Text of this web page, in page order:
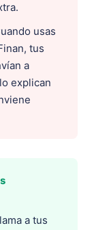
usas
tus
a
explican
a tus